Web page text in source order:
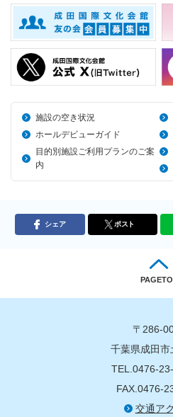
施設の空き状況
ホールデビューガイド
目的別施設ご利用プランのご案
内
シェア ポスト
〒286-
千葉県成田市
TEL.0476-
FAX.0476-
交通ア